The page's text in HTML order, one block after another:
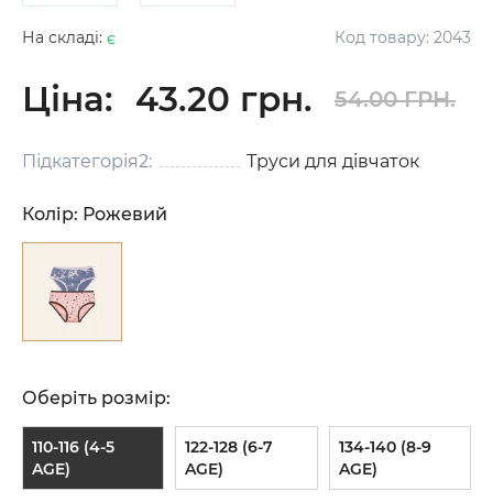
На складі: є Код товару: 2043
Ціна: 43.20 грн. 54.00 ГРН.
Підкатегорія2: Труси для дівчаток
Колір: Рожевий
Оберіть розмір:
110-116 (4-5
AGE)
122-128 (6-7
AGE)
134-140 (8-9
AGE)